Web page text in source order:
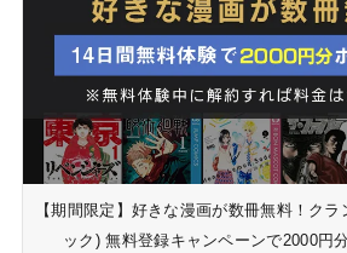
【期間限定】好きな漫画が数冊無料！ク
ック) 無料登録キャンペーンで2000円